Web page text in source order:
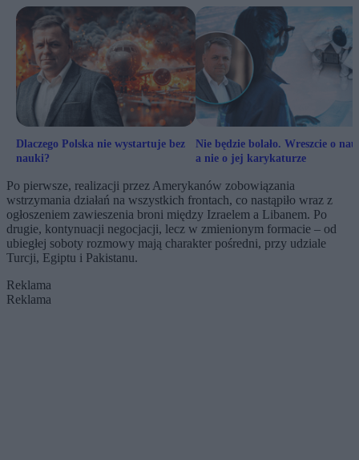
Dlaczego Polska nie wystartuje bez
nauki?
Nie będzie bolało. Wreszcie o
a nie o jej karykaturze
Po pierwsze, realizacji przez Amerykanów zobowiązania
wstrzymania działań na wszystkich frontach, co nastąpiło wraz z
ogłoszeniem zawieszenia broni między Izraelem a Libanem. Po
drugie, kontynuacji negocjacji, lecz w zmienionym formacie – od
ubiegłej soboty rozmowy mają charakter pośredni, przy udziale
Turcji, Egiptu i Pakistanu.
Reklama
Reklama